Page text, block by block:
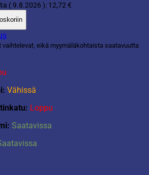
(9.8.2026 ): 12,72€
eikä myymäläkohtaista saatavuutta
Vähissä
Loppu
Saatavissa